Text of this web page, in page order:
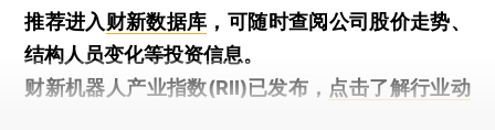
推荐进入财新数据库 ，可随时查阅公司股价走势、
结构人员变化等投资信息。
财新机器人产业指数(RII)已发布， 点击了解行业动